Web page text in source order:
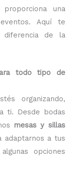
una
Aquí te
de la
todo tipo de
organizando,
ti. Desde bodas
mesas y sillas
adaptarnos a tus
opciones